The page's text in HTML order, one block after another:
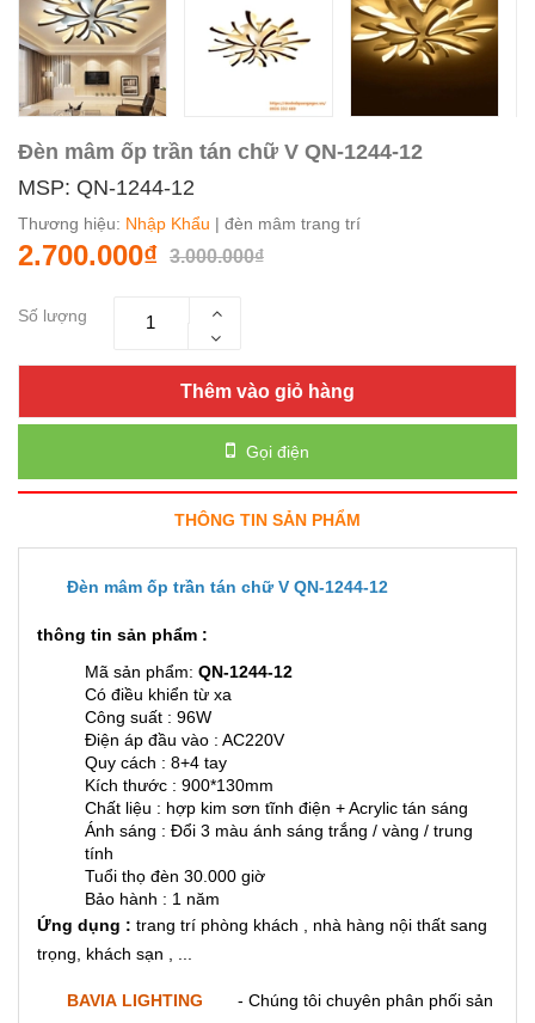
Đèn mâm ốp trần tán chữ V QN-1244-12
MSP: QN-1244-12
Thương hiệu: Nhập Khẩu | đèn mâm trang trí
2.700.000₫ 3.000.000₫
Số lượng
Thêm vào giỏ hàng
Gọi điện
THÔNG TIN SẢN PHẨM
Đèn mâm ốp trần tán chữ V QN-1244-12
thông tin sản phẩm :
Mã sản phẩm: QN-1244-12
Có điều khiển từ xa
Công suất : 96W
Điện áp đầu vào : AC220V
Quy cách : 8+4 tay
Kích thước : 900*130mm
Chất liệu : hợp kim sơn tĩnh điện + Acrylic tán sáng
Ánh sáng : Đổi 3 màu ánh sáng trắng / vàng / trung
tính
Tuổi thọ đèn 30.000 giờ
Bảo hành : 1 năm
Ứng dụng : trang trí phòng khách , nhà hàng nội thất sang
trọng, khách sạn , ...
BAVIA LIGHTING - Chúng tôi chuyên phân phối sản